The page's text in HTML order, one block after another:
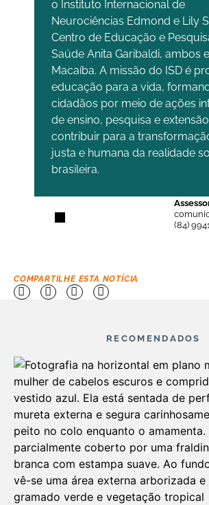
o Instituto Internacional de
Neurociências Edmond e Lily
Centro de Educação e
Saúde Anita Garibaldi, ambos
Macaíba. A missão do ISD é
educação para a vida,
cidadãos por meio de ações
de ensino, pesquisa e
contribuir para a
justa e humana da realidade
brasileira.
(84)
COMPARTILHE ESTA NOTÍCIA
RECOMENDADOS